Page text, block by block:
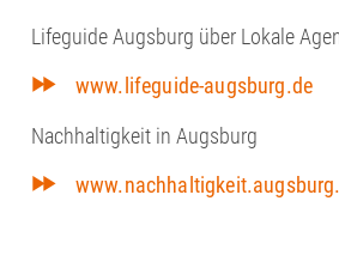
Lifeguide Augsburg über Lokale
www.lifeguide-augsburg.de
Nachhaltigkeit in Augsburg